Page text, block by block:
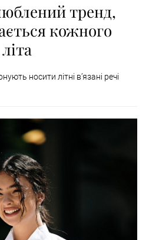
тренд,
кожного
літа
носити літні вʼязані речі